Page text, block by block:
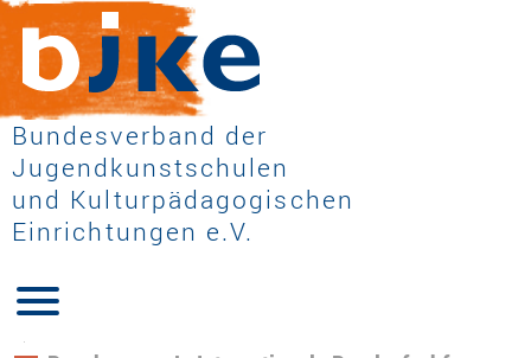
Bundesverband der
Jugendkunstschulen
und Kulturpädagogischen
Einrichtungen e.V.